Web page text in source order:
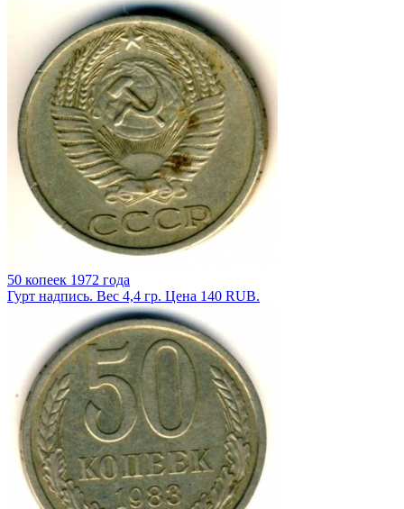
50 копеек 1972 года
Гурт надпись. Вес 4,4 гр. Цена 140 RUB.